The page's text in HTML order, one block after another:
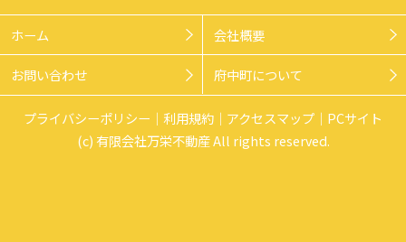
ホーム 会社概要
お問い合わせ 府中町について
プライバシーポリシー 利用規約 アクセスマップ
PCサイト
(c) 有限会社万栄不動産 All rights reserved.